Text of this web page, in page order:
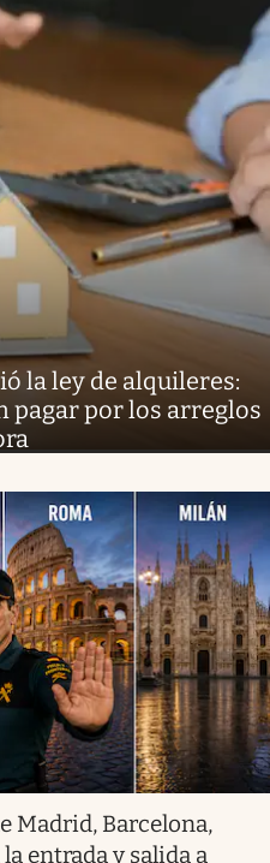
la ley de alquileres:
pagar por los arreglos
Madrid, Barcelona,
entrada y salida a